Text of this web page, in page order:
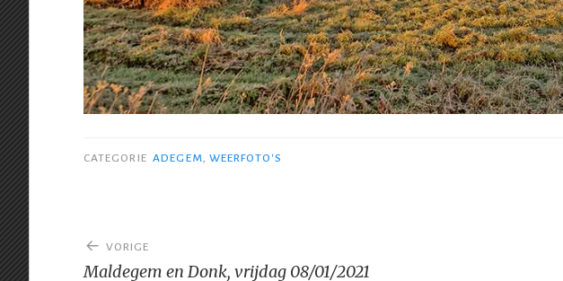
CATEGORIE ADEGEM, WEERFOTO'S
Bericht
VORIGE
Maldegem en Donk, vrijdag 08/01/2021